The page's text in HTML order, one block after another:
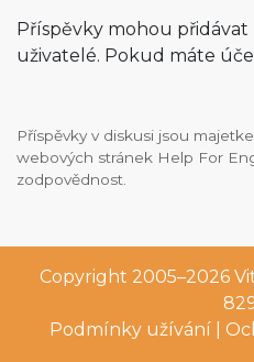
Příspěvky mohou
uživatelé. Pokud máte
Příspěvky v diskusi jsou
webových stránek Help For
zodpovědnost.
Copyright 2005–2026
Podmínky užívání